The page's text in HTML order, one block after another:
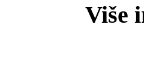
Više